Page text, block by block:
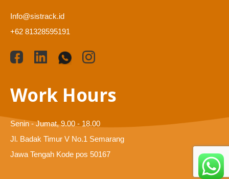
Info@sistrack.id
+62 81328595191
Work Hours
Senin - Jumat, 9.00 - 18.00
Jl. Badak Timur V No.1 Semarang
Jawa Tengah Kode pos 50167